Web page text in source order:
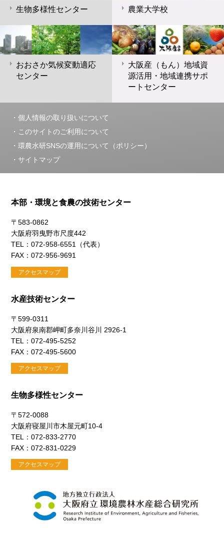
生物多様性センター 農業大学校
おおさか気候変動適応
センター
大阪産（もん）地域資
源活用・地域連携サポ
ートセンター
個人情報の取り扱いについて
このサイトのご利用について
環農水研SNSの運用について（ポリシー）
サイトマップ
本部・環境と食農の技術センター
〒583-0862
大阪府羽曳野市尺度442
TEL：072-958-6551（代表）
FAX：072-956-9691
アクセスマップ
水産技術センター
〒599-0311
大阪府泉南郡岬町多奈川谷川 2926-1
TEL：072-495-5252
FAX：072-495-5600
アクセスマップ
生物多様性センター
〒572-0088
大阪府寝屋川市木屋元町10-4
TEL：072-833-2770
FAX：072-831-0229
アクセスマップ